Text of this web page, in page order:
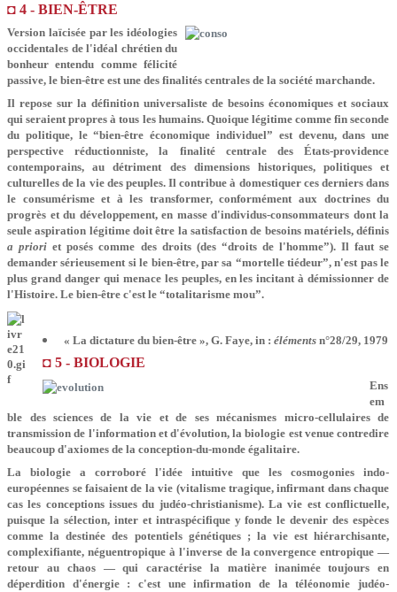
◘ 4 - BIEN-ÊTRE
Version laïcisée par les idéologies
occidentales de l'idéal chrétien du
bonheur entendu comme félicité
passive, le bien-être est une des finalités centrales de la société marchande.
Il repose sur la définition universaliste de besoins économiques et sociaux
qui seraient propres à tous les humains. Quoique légitime comme fin seconde
du politique, le “bien-être économique individuel” est devenu, dans une
perspective réductionniste, la finalité centrale des États-providence
contemporains, au détriment des dimensions historiques, politiques et
culturelles de la vie des peuples. Il contribue à domestiquer ces derniers dans
le consumérisme et à les transformer, conformément aux doctrines du
progrès et du développement, en masse d'individus-consommateurs dont la
seule aspiration légitime doit être la satisfaction de besoins matériels, définis
a priori et posés comme des droits (des “droits de l'homme”). Il faut se
demander sérieusement si le bien-être, par sa “mortelle tiédeur”, n'est pas le
plus grand danger qui menace les peuples, en les incitant à démissionner de
l'Histoire. Le bien-être c'est le “totalitarisme mou”.
« La dictature du bien-être », G. Faye, in : élémentsn°28/29, 1979
◘ 5 - BIOLOGIE
Ens
em
ble des sciences de la vie et de ses mécanismes micro-cellulaires de
transmission de l'information et d'évolution, la biologie est venue contredire
beaucoup d'axiomes de la conception-du-monde égalitaire.
La biologie a corroboré l'idée intuitive que les cosmogonies indo-
européennes se faisaient de la vie (vitalisme tragique, infirmant dans chaque
cas les conceptions issues du judéo-christianisme). La vie est conflictuelle,
puisque la sélection, inter et intraspécifique y fonde le devenir des espèces
comme la destinée des potentiels génétiques ; la vie est hiérarchisante,
complexifiante, néguentropique à l'inverse de la convergence entropique —
retour au chaos — qui caractérise la matière inanimée toujours en
déperdition d'énergie : c'est une infirmation de la téléonomie judéo-